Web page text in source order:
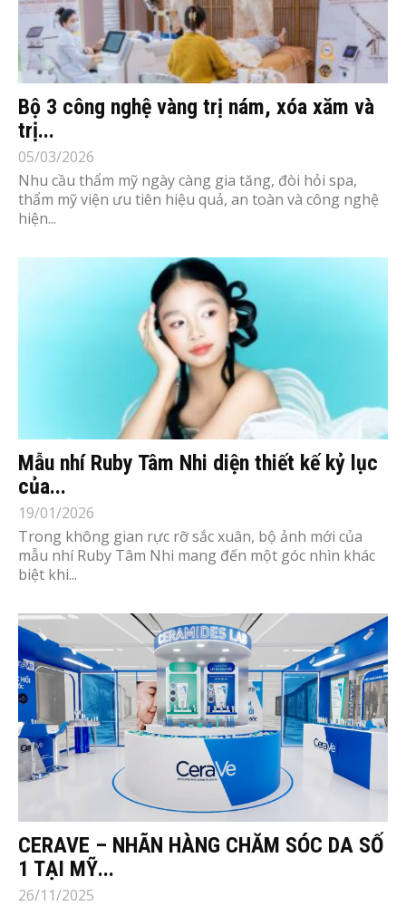
Bộ 3 công nghệ vàng trị nám, xóa xăm và
trị...
05/03/2026
Nhu cầu thẩm mỹ ngày càng gia tăng, đòi hỏi spa,
thẩm mỹ viện ưu tiên hiệu quả, an toàn và công nghệ
hiện...
Mẫu nhí Ruby Tâm Nhi diện thiết kế kỷ lục
của...
19/01/2026
Trong không gian rực rỡ sắc xuân, bộ ảnh mới của
mẫu nhí Ruby Tâm Nhi mang đến một góc nhìn khác
biệt khi...
CERAVE – NHÃN HÀNG CHĂM SÓC DA SỐ
1 TẠI MỸ...
26/11/2025